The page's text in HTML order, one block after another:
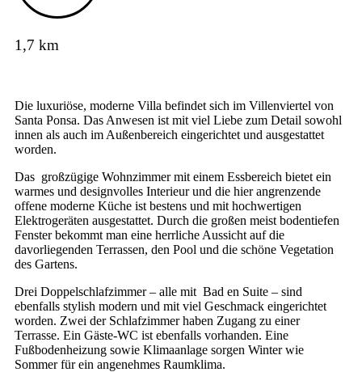
1,7 km
Die luxuriöse, moderne Villa befindet sich im Villenviertel von
Santa Ponsa. Das Anwesen ist mit viel Liebe zum Detail sowohl
innen als auch im Außenbereich eingerichtet und ausgestattet
worden.
Das großzügige Wohnzimmer mit einem Essbereich bietet ein
warmes und designvolles Interieur und die hier angrenzende
offene moderne Küche ist bestens und mit hochwertigen
Elektrogeräten ausgestattet. Durch die großen meist bodentiefen
Fenster bekommt man eine herrliche Aussicht auf die
davorliegenden Terrassen, den Pool und die schöne Vegetation
des Gartens.
Drei Doppelschlafzimmer – alle mit Bad en Suite – sind
ebenfalls stylish modern und mit viel Geschmack eingerichtet
worden. Zwei der Schlafzimmer haben Zugang zu einer
Terrasse. Ein Gäste-WC ist ebenfalls vorhanden. Eine
Fußbodenheizung sowie Klimaanlage sorgen Winter wie
Sommer für ein angenehmes Raumklima.